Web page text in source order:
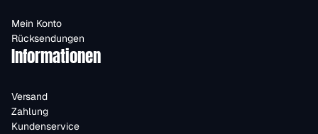
Mein Konto
Rücksendungen
Informationen
Versand
Zahlung
Kundenservice